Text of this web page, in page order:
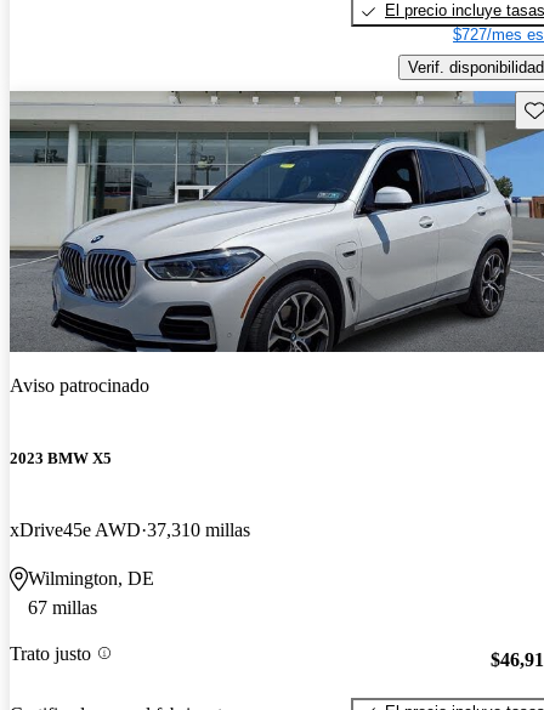
El precio incluye tasas
$727/mes
Verif. disponibilidad
Aviso patrocinado
2023 BMW X5
xDrive45e AWD 37,310 millas
Wilmington, DE
67 millas
Trato justo